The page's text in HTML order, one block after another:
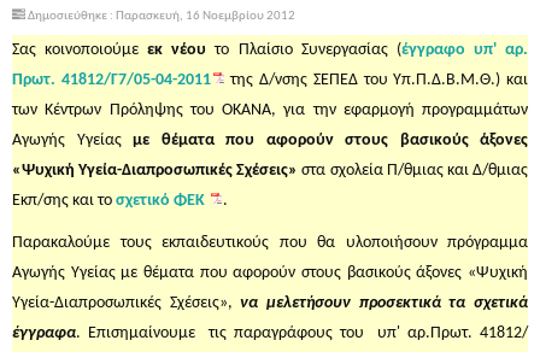
Δημοσιεύθηκε : Παρασκευή, 16 Νοεμβρίου 2012
Σας κοινοποιούμεεκ νέου το Πλαίσιο Συνεργασίας (έγγραφο υπ' αρ.
Πρωτ. 41812/Γ7/05-04-2011
της Δ/νσης ΣΕΠΕΔ του Υπ.Π.Δ.Β.Μ.Θ.) και
των Κέντρων Πρόληψης του ΟΚΑΝΑ, για την εφαρμογή προγραμμάτων
Αγωγής Υγείας με θέματα που αφορούν στους βασικούς άξονες
«Ψυχική Υγεία-Διαπροσωπικές Σχέσεις» στα σχολεία Π/θμιας και Δ/θμιας
Εκπ/σης και το σχετικό ΦΕΚ .
Παρακαλούμε τους εκπαιδευτικούς που θα υλοποιήσουν πρόγραμμα
Αγωγής Υγείας με θέματα που αφορούν στους βασικούς άξονες «Ψυχική
Υγεία-Διαπροσωπικές Σχέσεις»,να μελετήσουν προσεκτικά τα σχετικά
έγγραφα. Επισημαίνουμε τις παραγράφους του υπ' αρ.Πρωτ. 41812/